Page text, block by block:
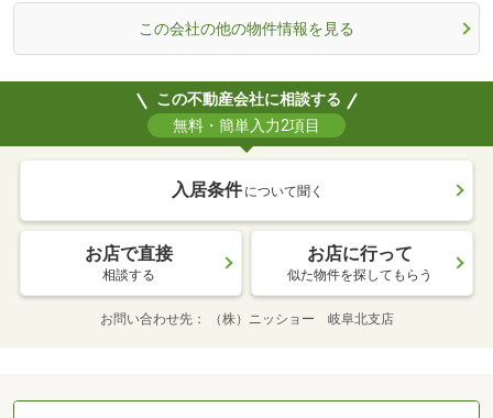
この会社の他の物件情報を見る
この不動産会社に相談する
無料・簡単入力2項目
入居条件 について聞く
お店で直接
相談する
お店に行って
似た物件を探してもらう
お問い合わせ先 （株）ニッショー 岐阜北支店